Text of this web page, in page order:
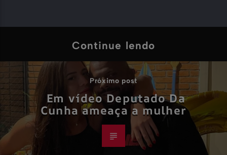
Continue lendo
Próximo post
Em vídeo Deputado Da
Cunha ameaça a mulher